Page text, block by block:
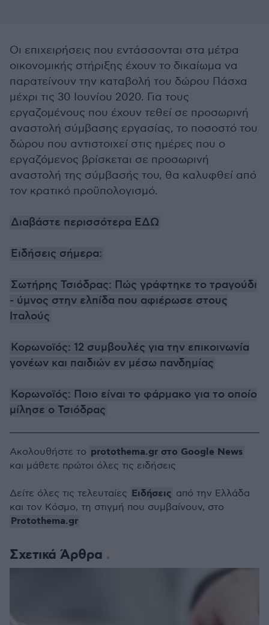
Οι επιχειρήσεις που εντάσσονται στα μέτρα
οικονομικής στήριξης έχουν το δικαίωμα να
παρατείνουν την καταβολή του δώρου Πάσχα
μέχρι τις 30 Ιουνίου 2020. Για τους
εργαζομένους που έχουν τεθεί σε προσωρινή
αναστολή σύμβασης εργασίας, το ποσοστό του
δώρου που αντιστοιχεί στις ημέρες που ο
εργαζόμενος βρίσκεται σε προσωρινή
αναστολή της σύμβασής του, θα καλυφθεί από
τον κρατικό προϋπολογισμό.
Διαβάστε περισσότερα ΕΔΩ
Ειδήσεις σήμερα:
Σωτήρης Τσιόδρας: Πώς γράφτηκε το τραγούδι
- ύμνος στην ελπίδα που αφιέρωσε στους
Ιταλούς
Κορωνοϊός: 12 συμβουλές για την επικοινωνία
γονέων και παιδιών εν μέσω πανδημίας
Κορωνοϊός: Ποιο είναι το φάρμακο για το οποίο
μίλησε ο Τσιόδρας
Σχετικά Άρθρα
Ακολουθήστε το protothema.gr στο Google News
και μάθετε πρώτοι όλες τις ειδήσεις
Δείτε όλες τις τελευταίες Ειδήσεις από την Ελλάδα
και τον Κόσμο, τη στιγμή που συμβαίνουν, στο
Protothema.gr